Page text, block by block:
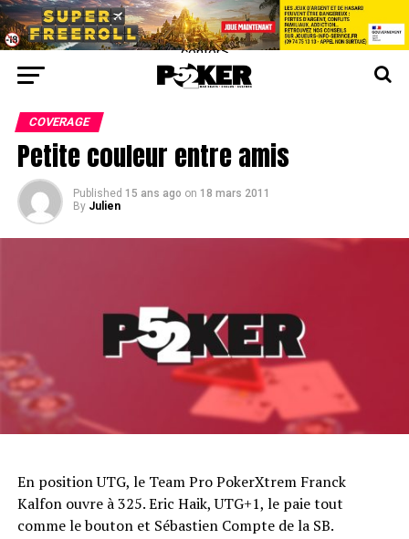
center>
COVERAGE
Petite couleur entre amis
Published 15 ans ago on 18 mars 2011
By Julien
En position UTG, le Team Pro PokerXtrem Franck
Kalfon ouvre à 325. Eric Haik, UTG+1, le paie tout
comme le bouton et Sébastien Compte de la SB.